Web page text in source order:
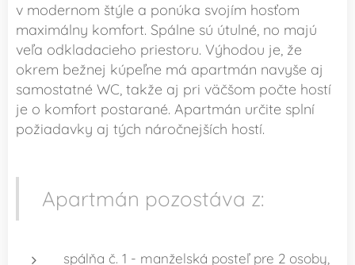
v modernom štýle a ponúka svojím hosťom
maximálny komfort. Spálne sú útulné, no majú
veľa odkladacieho priestoru. Výhodou je, že
okrem bežnej kúpeľne má apartmán navyše aj
samostatné WC, takže aj pri väčšom počte hostí
je o komfort postarané. Apartmán určite splní
požiadavky aj tých náročnejších hostí.
Apartmán pozostáva z:
spálňa č. 1 - manželská posteľ pre 2 osoby,